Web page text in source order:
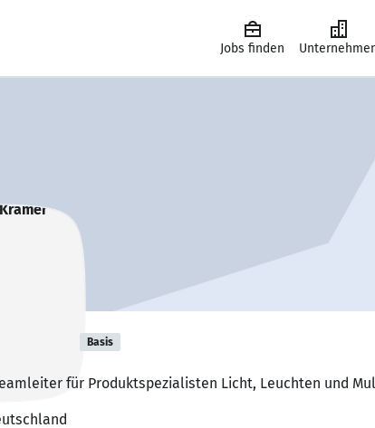
Jobs finden
Basis
für Produktspezialisten Licht, Leuchten und